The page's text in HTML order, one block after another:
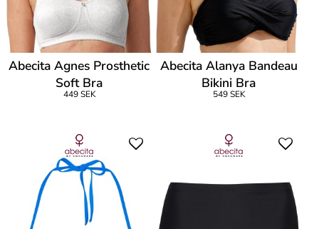
Abecita Agnes Prosthetic
Soft Bra
449 SEK
Abecita Alanya Bandeau
Bikini Bra
549 SEK